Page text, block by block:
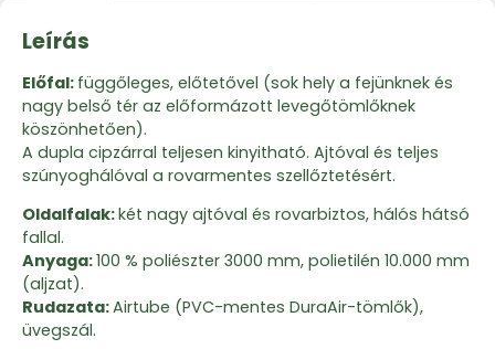
Leírás
Előfal: függőleges, előtetővel (sok hely a fejünknek és
nagy belső tér az előformázott levegőtömlőknek
köszönhetően).
A dupla cipzárral teljesen kinyitható. Ajtóval és teljes
szúnyoghálóval a rovarmentes szellőztetésért.
Oldalfalak:két nagy ajtóval és rovarbiztos, hálós hátsó
fallal.
Anyaga:100 % poliészter 3000 mm, polietilén 10.000 mm
(aljzat).
Rudazata:Airtube (PVC-mentes DuraAir-tömlők),
üvegszál.